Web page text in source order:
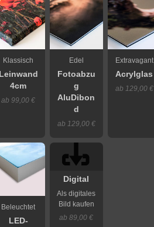
Klassisch
Leinwand
4cm
ab 99,00 €
Edel
Fotoabzu
g
AluDibon
d
ab 129,00 €
Extravagant
Acrylglas
ab 129,00 €
Beleuchtet
LED-
Digital
Als digitales
Bild kaufen
ab 89,00 €